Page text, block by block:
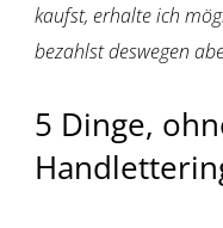
kaufst, erhalte ich
bezahlst deswegen
5 Dinge,